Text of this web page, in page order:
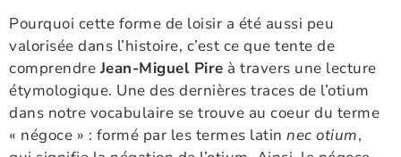
Pourquoi cette forme de loisir a été aussi peu
valorisée dans l’histoire, c’est ce que tente de
comprendre Jean-Miguel Pire à travers une lecture
étymologique. Une des dernières traces de l’otium
dans notre vocabulaire se trouve au coeur du terme
« négoce » : formé par les termes latin nec otium,